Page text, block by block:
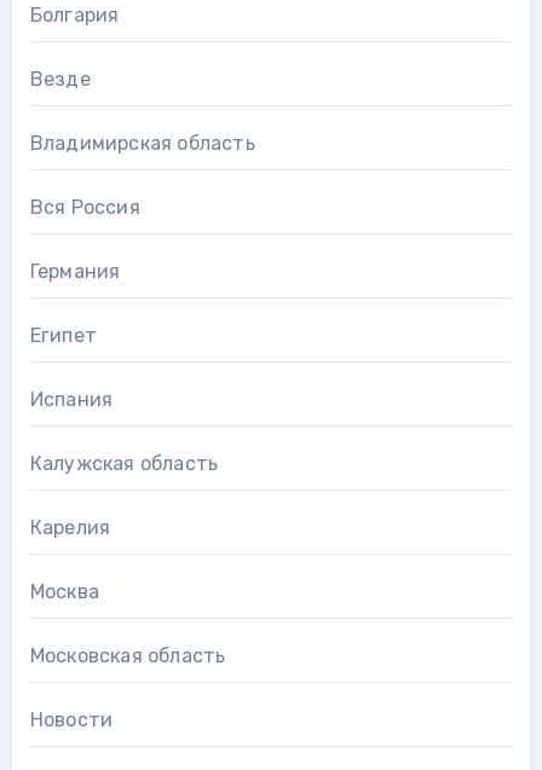
Болгария
Везде
Владимирская область
Вся Россия
Германия
Египет
Испания
Калужская область
Карелия
Москва
Московская область
Новости